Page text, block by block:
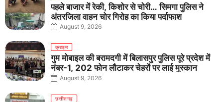
पहले बाजार में रेकी, किशोर से चोरी… सिमगा पुलिस ने
अंतरजिला वाहन चोर गिरोह का किया पर्दाफाश
August 9, 2026
क्राइम
गुम मोबाइल की बरामदगी में बिलासपुर पुलिस पूरे प्रदेश में
नंबर-1, 202 फोन लौटाकर चेहरों पर लाई मुस्कान
August 9, 2026
छत्तीसगढ़